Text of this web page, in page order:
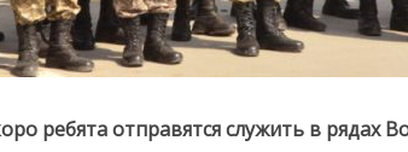
ребята отправятся служить в рядах